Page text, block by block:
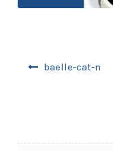
baelle-cat-n